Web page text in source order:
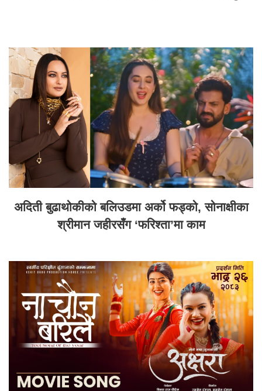
अदिती बुढाथोकीको बलिउडमा अर्को फड्को, सोनाक्षीका
श्रीमान जहीरसँग ‘फरिश्ता’मा काम